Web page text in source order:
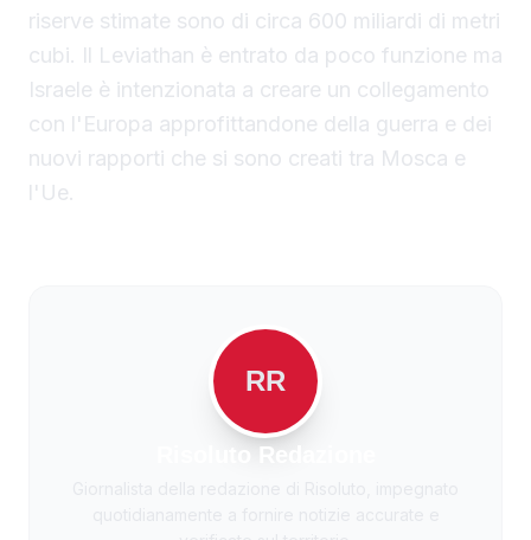
riserve stimate sono di circa 600 miliardi di metri
cubi. Il Leviathan è entrato da poco funzione ma
Israele è intenzionata a creare un collegamento
con l'Europa approfittandone della guerra e dei
nuovi rapporti che si sono creati tra Mosca e
l'Ue.
RR
Risoluto Redazione